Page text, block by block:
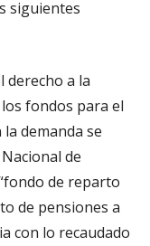
siguientes
derecho a la
fondos para el
demanda se
de
de reparto
de pensiones a
con lo recaudado